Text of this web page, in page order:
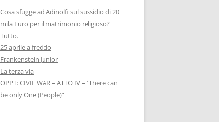
Cosa sfugge ad Adinolfi sul sussidio di 20
mila Euro per il matrimonio religioso?
Tutto.
25 aprile a freddo
Frankenstein Junior
La terza via
OPPT: CIVIL WAR – ATTO IV – “There can
be only One (People)”